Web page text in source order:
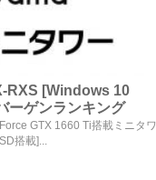
RXS [Windows 10
ーゲンランキング
GTX 1660 Ti搭載ミニタワ
搭載]...